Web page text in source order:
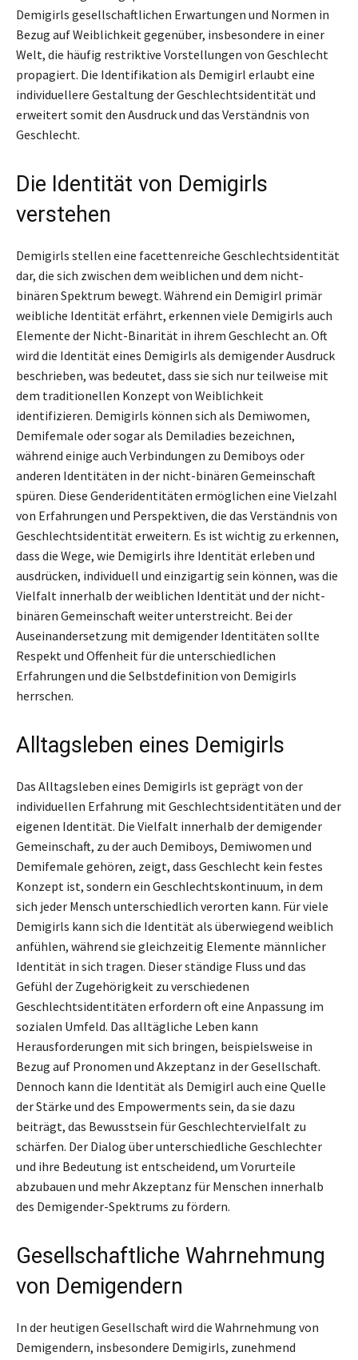
Demigirls gesellschaftlichen Erwartungen und Normen in
Bezug auf Weiblichkeit gegenüber, insbesondere in einer
Welt, die häufig restriktive Vorstellungen von Geschlecht
propagiert. Die Identifikation als Demigirl erlaubt eine
individuellere Gestaltung der Geschlechtsidentität und
erweitert somit den Ausdruck und das Verständnis von
Geschlecht.
Die Identität von Demigirls
verstehen
Demigirls stellen eine facettenreiche Geschlechtsidentität
dar, die sich zwischen dem weiblichen und dem nicht-
binären Spektrum bewegt. Während ein Demigirl primär
weibliche Identität erfährt, erkennen viele Demigirls auch
Elemente der Nicht-Binarität in ihrem Geschlecht an. Oft
wird die Identität eines Demigirls als demigender Ausdruck
beschrieben, was bedeutet, dass sie sich nur teilweise mit
dem traditionellen Konzept von Weiblichkeit
identifizieren. Demigirls können sich als Demiwomen,
Demifemale oder sogar als Demiladies bezeichnen,
während einige auch Verbindungen zu Demiboys oder
anderen Identitäten in der nicht-binären Gemeinschaft
spüren. Diese Genderidentitäten ermöglichen eine Vielzahl
von Erfahrungen und Perspektiven, die das Verständnis von
Geschlechtsidentität erweitern. Es ist wichtig zu erkennen,
dass die Wege, wie Demigirls ihre Identität erleben und
ausdrücken, individuell und einzigartig sein können, was die
Vielfalt innerhalb der weiblichen Identität und der nicht-
binären Gemeinschaft weiter unterstreicht. Bei der
Auseinandersetzung mit demigender Identitäten sollte
Respekt und Offenheit für die unterschiedlichen
Erfahrungen und die Selbstdefinition von Demigirls
herrschen.
Alltagsleben eines Demigirls
Das Alltagsleben eines Demigirls ist geprägt von der
individuellen Erfahrung mit Geschlechtsidentitäten und der
eigenen Identität. Die Vielfalt innerhalb der demigender
Gemeinschaft, zu der auch Demiboys, Demiwomen und
Demifemale gehören, zeigt, dass Geschlecht kein festes
Konzept ist, sondern ein Geschlechtskontinuum, in dem
sich jeder Mensch unterschiedlich verorten kann. Für viele
Demigirls kann sich die Identität als überwiegend weiblich
anfühlen, während sie gleichzeitig Elemente männlicher
Identität in sich tragen. Dieser ständige Fluss und das
Gefühl der Zugehörigkeit zu verschiedenen
Geschlechtsidentitäten erfordern oft eine Anpassung im
sozialen Umfeld. Das alltägliche Leben kann
Herausforderungen mit sich bringen, beispielsweise in
Bezug auf Pronomen und Akzeptanz in der Gesellschaft.
Dennoch kann die Identität als Demigirl auch eine Quelle
der Stärke und des Empowerments sein, da sie dazu
beiträgt, das Bewusstsein für Geschlechtervielfalt zu
schärfen. Der Dialog über unterschiedliche Geschlechter
und ihre Bedeutung ist entscheidend, um Vorurteile
abzubauen und mehr Akzeptanz für Menschen innerhalb
des Demigender-Spektrums zu fördern.
Gesellschaftliche Wahrnehmung
von Demigendern
In der heutigen Gesellschaft wird die Wahrnehmung von
Demigendern, insbesondere Demigirls, zunehmend